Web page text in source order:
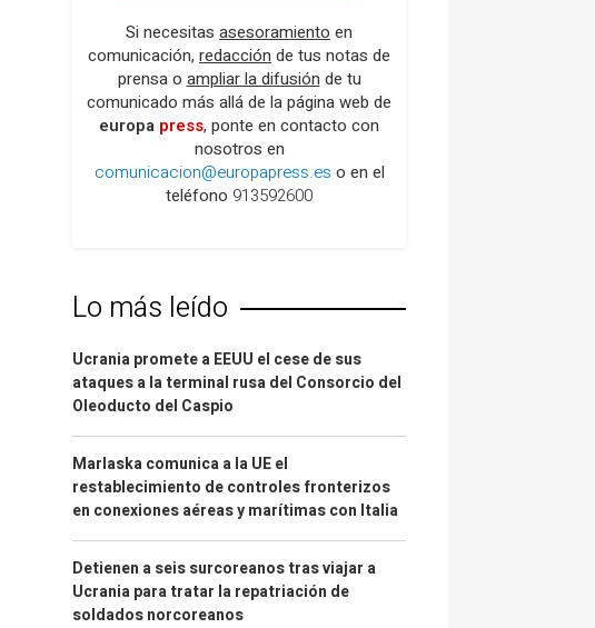
Si necesitas asesoramiento en
comunicación, redacción de tus notas de
prensa o ampliar la difusión de tu
comunicado más allá de la página web de
europa press, ponte en contacto con
nosotros en
comunicacion@europapress.es o en el
teléfono 913592600
Lo más leído
Ucrania promete a EEUU el cese de sus
ataques a la terminal rusa del Consorcio del
Oleoducto del Caspio
Marlaska comunica a la UE el
restablecimiento de controles fronterizos
en conexiones aéreas y marítimas con Italia
Detienen a seis surcoreanos tras viajar a
Ucrania para tratar la repatriación de
soldados norcoreanos